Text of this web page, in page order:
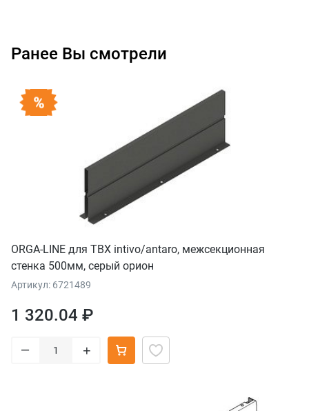
Ранее Вы смотрели
ORGA-LINE для TBX intivo/antaro, межсекционная
стенка 500мм, серый орион
Артикул: 6721489
1 320.04 ₽
– +